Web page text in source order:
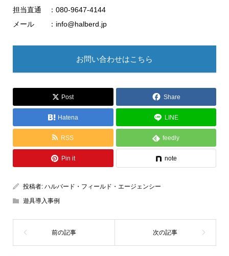
担当直通 ：080-9647-4144
メール ：info@halberd.jp
お問い合わせはこちら
Post Share
Hatena LINE
RSS feedly
Pin it note
投稿者: ハルバード・フィールド・エージェンシー
遊具導入事例